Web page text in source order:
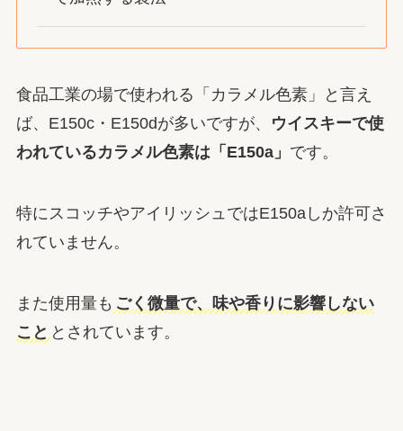
食品工業の場で使われる「カラメル色素」と言え
ば、 E150c・ E150dが多いですが、
ウイスキーで使
われているカラメル色素は「E150a」 です。
特にスコッチやアイリッシュではE150aしか許可さ
れていません。
また使用量も ごく微量で、味や香りに影響しない
こと とされています。